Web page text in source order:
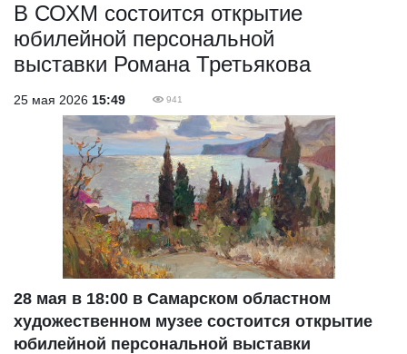
В СОХМ состоится открытие
юбилейной персональной
выставки Романа Третьякова
25 мая 2026 15:49 941
28 мая в 18:00 в Самарском областном
художественном музее состоится открытие
юбилейной персональной выставки